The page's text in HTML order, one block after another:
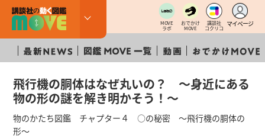
MOVE
ラボ
おでかけ
MOVE
講談社
コクリコ
マイページ
飛行機の胴体はなぜ丸いの？ 〜身近にある
物の形の謎を解き明かそう！～
物のかたち図鑑 チャプター４ ○の秘密 ～飛行機の胴体の
形～